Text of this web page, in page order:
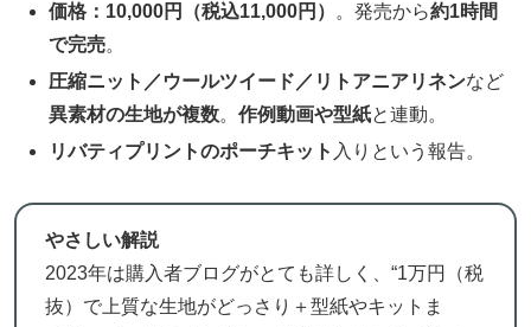
価格：10,000円（税込11,000円） 。発売から約1時間
で完売。
圧縮ニット／ウールツイード／リトアニアリネンなど
異素材の生地が複数。作例動画や型紙と連動。
リバティプリントのポーチキット 入りという報告。
やさしい解説
2023年は購入者ブログがとても詳しく、“1万円（税
抜）で上質な生地がどっさり＋型紙やキットま